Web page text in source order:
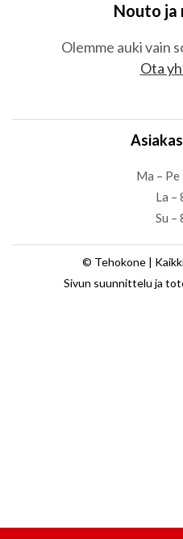
Nouto ja
Olemme auki vain
Ota
Ma –
La –
Su –
© Tehokone |
Sivun suunnittelu ja